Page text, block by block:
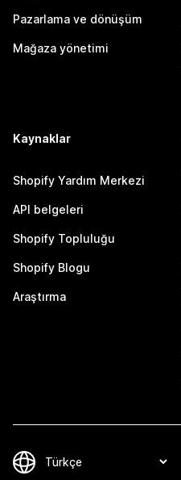
Pazarlama ve dönüşüm
Mağaza yönetimi
Kaynaklar
Shopify Yardım Merkezi
API belgeleri
Shopify Topluluğu
Shopify Blogu
Araştırma